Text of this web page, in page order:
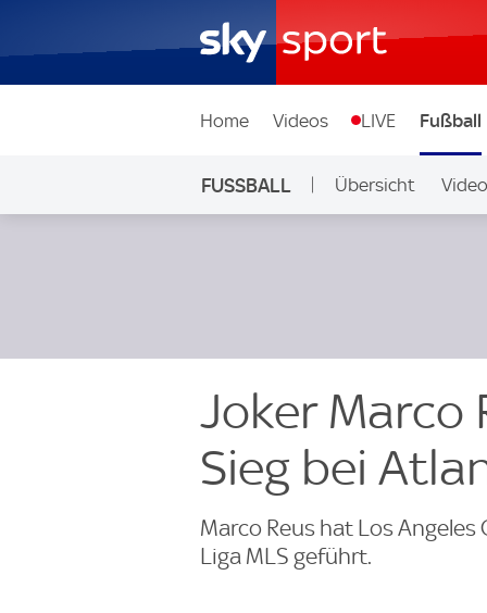
Home Videos LIVE Fußball
FUSSBALL Übersicht
Joker Marco
Sieg bei
Marco Reus hat Los
Liga MLS geführt.